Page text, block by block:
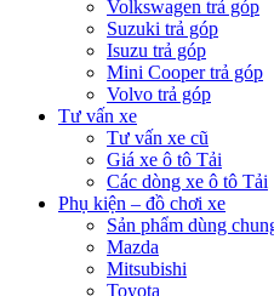
Volkswagen trả góp
Suzuki trả góp
Isuzu trả góp
Mini Cooper trả góp
Volvo trả góp
Tư vấn xe
Tư vấn xe cũ
Giá xe ô tô Tải
Các dòng xe ô tô Tải
Phụ kiện – đồ chơi xe
Sản phẩm dùng
Mazda
Mitsubishi
Toyota